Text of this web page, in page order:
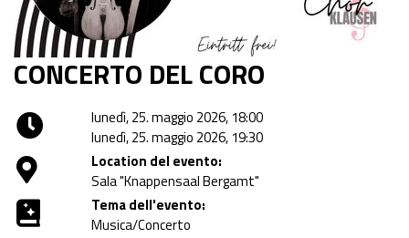
CONCERTO DEL CORO
lunedì, 25. maggio 2026, 18:00
lunedì, 25. maggio 2026, 19:30
Location del evento:
Sala "Knappensaal Bergamt"
Tema dell'evento:
Musica/Concerto